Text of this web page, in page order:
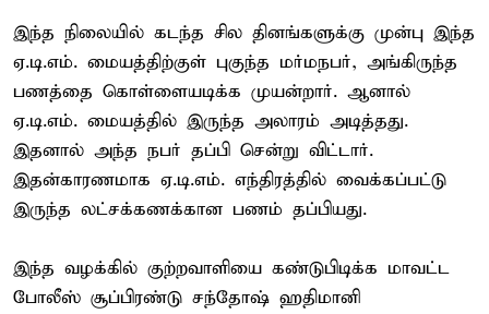
இந்த நிலையில் கடந்த சில தினங்களுக்கு முன்பு இந்த
ஏ.டி.எம். மையத்திற்குள் புகுந்த மர்மநபர், அங்கிருந்த
பணத்தை கொள்ளையடிக்க முயன்றார். ஆனால்
ஏ.டி.எம். மையத்தில் இருந்த அலாரம் அடித்தது.
இதனால் அந்த நபர் தப்பி சென்று விட்டார்.
இதன்காரணமாக ஏ.டி.எம். எந்திரத்தில் வைக்கப்பட்டு
இருந்த லட்சக்கணக்கான பணம் தப்பியது.
இந்த வழக்கில் குற்றவாளியை கண்டுபிடிக்க மாவட்ட
போலீஸ் சூப்பிரண்டு சந்தோஷ் ஹதிமானி